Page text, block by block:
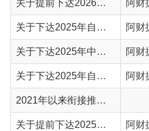
关于提前下达2025年自治区财政衔接推进乡村振兴补助资金预算的通知 阿财振〔2024〕9号
关于废止行政规范性文件的通知 阿财办[2024]1号
关于提前下达2025年中央财政衔接推进乡村振兴补助资金的通知 阿财振〔2024〕8号
关于提前下达阿合奇县2025年县级配套财政衔接推进乡村振兴补助资金指标的通知
关于下达2024年第二批自治区耕地地力保护补贴资金预算的通知 阿财农〔2024〕14号